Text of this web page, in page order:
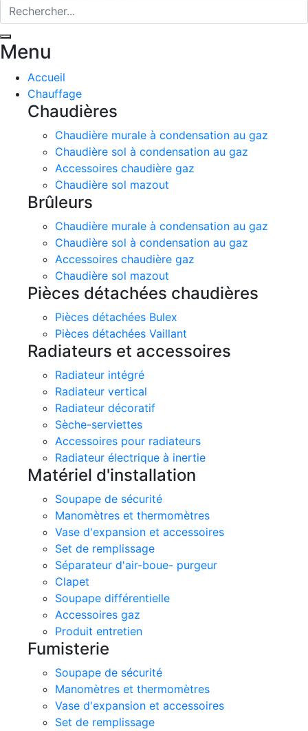
Menu
Accueil
Chauffage
Chaudières
Chaudière murale à condensation au gaz
Chaudière sol à condensation au gaz
Accessoires chaudière gaz
Chaudière sol mazout
Brûleurs
Chaudière murale à condensation au gaz
Chaudière sol à condensation au gaz
Accessoires chaudière gaz
Chaudière sol mazout
Pièces détachées chaudières
Pièces détachées Bulex
Pièces détachées Vaillant
Radiateurs et accessoires
Radiateur intégré
Radiateur vertical
Radiateur décoratif
Sèche-serviettes
Accessoires pour radiateurs
Radiateur électrique à inertie
Matériel d'installation
Soupape de sécurité
Manomètres et thermomètres
Vase d'expansion et accessoires
Set de remplissage
Séparateur d'air-boue- purgeur
Clapet
Soupape différentielle
Accessoires gaz
Produit entretien
Fumisterie
Soupape de sécurité
Manomètres et thermomètres
Vase d'expansion et accessoires
Set de remplissage